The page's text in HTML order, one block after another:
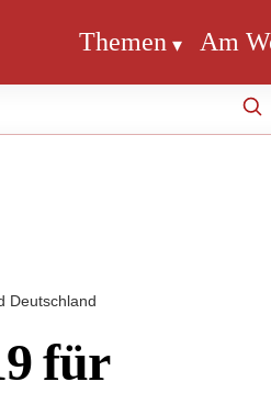
Themen Am
Deutschland
für